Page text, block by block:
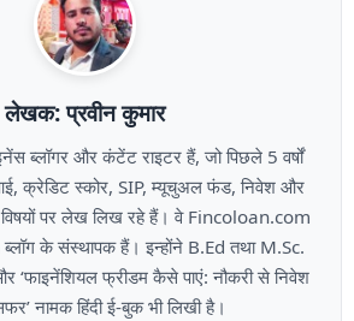
लेखक: प्रवीन कुमार
ब्लॉगर और कंटेंट राइटर हैं, जो पिछले 5 वर्षों
क्रेडिट स्कोर, SIP, म्यूचुअल फंड, निवेश और
विषयों पर लेख लिख रहे हैं। वे Fincoloan.com
के संस्थापक हैं। इन्होंने B.Ed तथा M.Sc.
और ‘फाइनेंशियल फ्रीडम कैसे पाएं: नौकरी से निवेश
नामक हिंदी ई-बुक भी लिखी है।